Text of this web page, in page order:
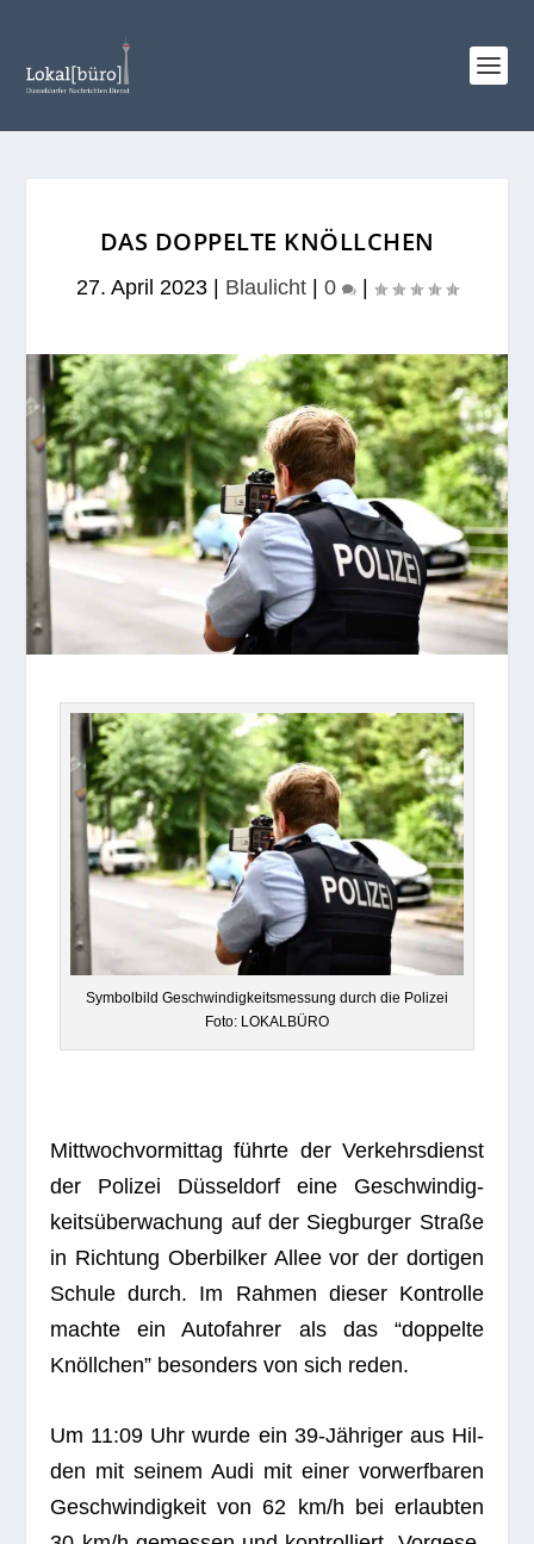
DAS DOPPELTE KNÖLLCHEN
27. April 2023 Blaulicht 0
Sym­bol­bild Geschwin­dig­keits­mes­sung durch die Poli­zei
Foto: LOKALBÜRO
Mitt­woch­vor­mit­tag führte der Ver­kehrs­dienst
der Poli­zei Düs­sel­dorf eine Geschwin­dig­
keits­über­wa­chung auf der Sieg­bur­ger Straße
in Rich­tung Ober­bil­ker Allee vor der dor­ti­gen
Schule durch. Im Rah­men die­ser Kon­trolle
machte ein Auto­fah­rer als das “dop­pelte
Knöll­chen” beson­ders von sich reden.
Um 11:09 Uhr wurde ein 39-Jäh­ri­ger aus Hil­
den mit sei­nem Audi mit einer vor­werf­ba­ren
Geschwin­dig­keit von 62 km/h bei erlaub­ten